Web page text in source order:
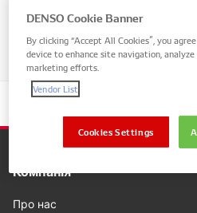
Обрати модель
Компанія
Про нас
DENSO Cookie Banner
By clicking “Accept All Cookies”, you
device to enhance site navigation,
marketing efforts.
Vendor List
Cookies Settings